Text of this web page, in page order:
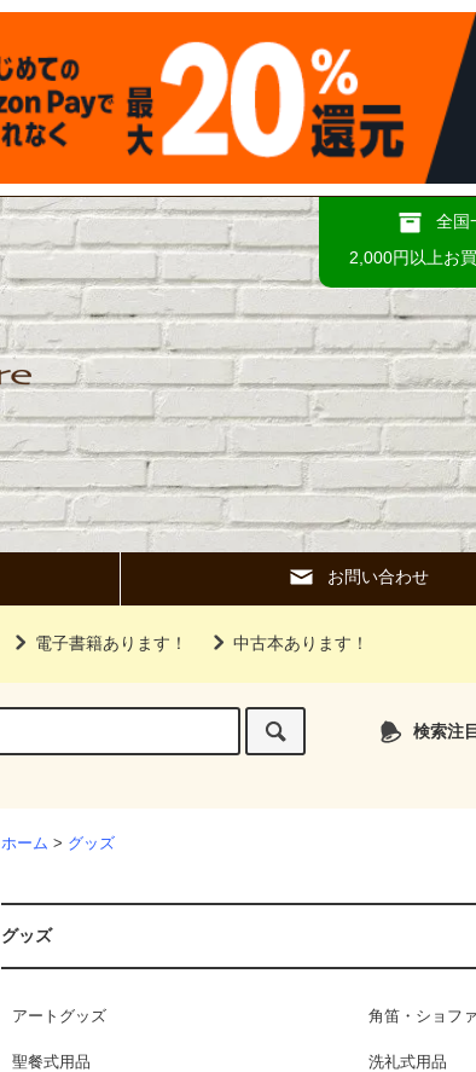
全国
2,000円以上お
お問い合わせ
電子書籍あります！ 中古本あります！
検索注
ホーム > グッズ
グッズ
アートグッズ 角笛・ショフ
聖餐式用品 洗礼式用品